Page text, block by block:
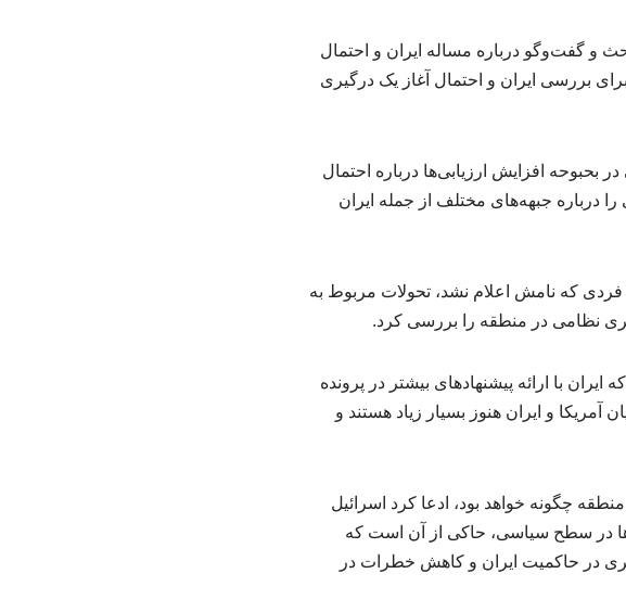
و گفت‌وگو درباره مساله ایران و احتمال
برای بررسی ایران و احتمال آغاز یک درگیری
در بحبوحه افزایش ارزیابی‌ها درباره احتمال
درباره جبهه‌های مختلف از جمله ایران
فردی که نامش اعلام نشد، تحولات مربوط به
نظامی در منطقه را بررسی کرد.
با ارائه پیشنهادهای بیشتر در پرونده
و ایران هنوز بسیار زیاد هستند و
منطقه چگونه خواهد بود، ادعا کرد اسرائیل
در سطح سیاسی، حاکی از آن است که
در حاکمیت ایران و کاهش خطرات در